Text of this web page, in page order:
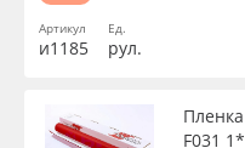
Артикул
и1185
Ед.
рул.
F031